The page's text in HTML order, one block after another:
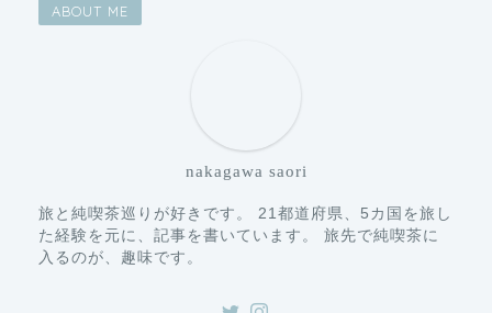
ABOUT ME
nakagawa saori
旅と純喫茶巡りが好きです。 21都道府県、5カ国を旅し
た経験を元に、記事を書いています。 旅先で純喫茶に
入るのが、趣味です。